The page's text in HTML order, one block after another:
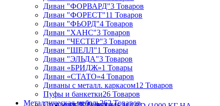
Диван "ФОРВАРД"3 Товаров
Диван "ФОРЕСТ"11 Товаров
Диван "ФЬОРД"4 Товаров
Диван "ХАНС"3 Товаров
Диван "ЧЕСТЕР"3 Товаров
Диван "ШЕЛЛ"1 Товары
Диван "ЭЛЬДА"3 Товаров
Диван «БРИДЖ»1 Товары
Диван «СТАТО»4 Товаров
Диваны с металл. каркасом12 Товаров
Пуфы и банкетки26 Товаров
Металлическая мебель262 Товаров
Стеллажи28 Товаров